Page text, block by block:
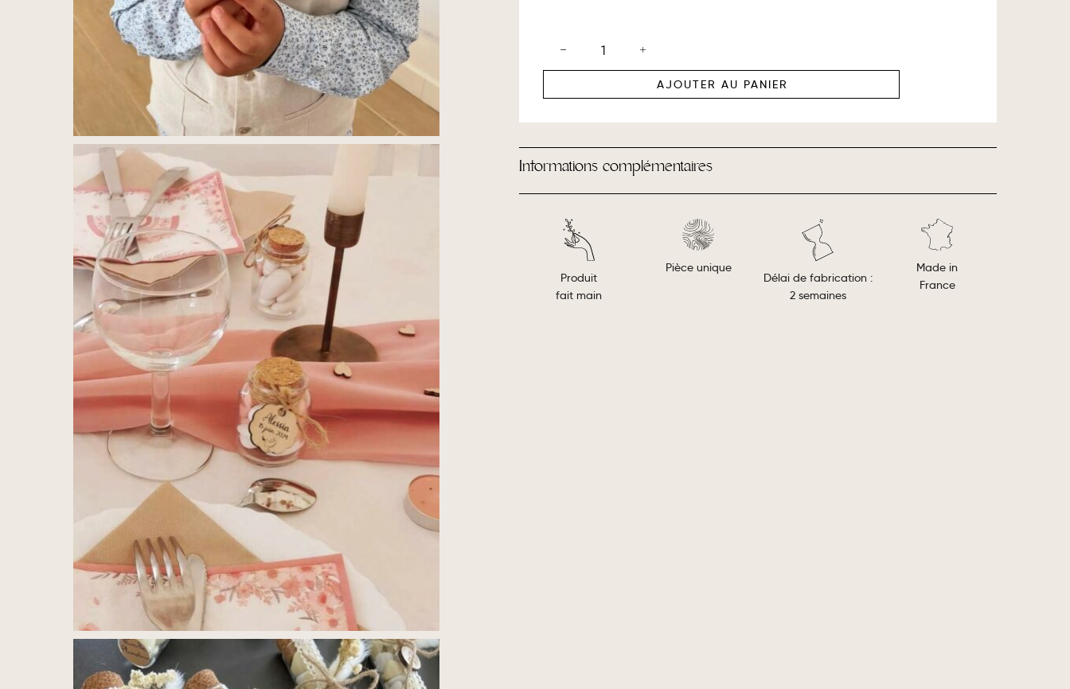
AJOUTER AU PANIER
Informations complémentaires
Produit
fait main
Pièce unique
Délai de fabrication :
2 semaines
Made in
France